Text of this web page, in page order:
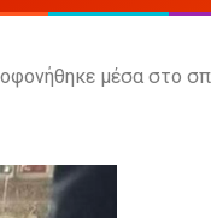
μέσα στο